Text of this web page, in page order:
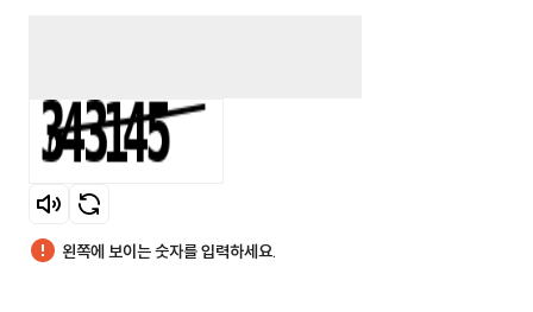
음성듣기새로고침
왼쪽에 보이는 숫자를 입력하세요.